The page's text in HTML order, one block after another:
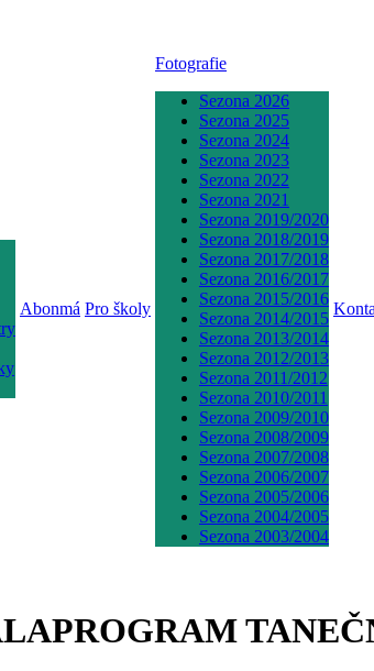
Abonmá Pro školy
Fotografie
Sezona 2026
Sezona 2025
Sezona 2024
Sezona 2023
Sezona 2022
Sezona 2021
Sezona 2019/2020
Sezona 2018/2019
Sezona 2017/2018
Sezona 2016/2017
Sezona 2015/2016
Sezona 2014/2015
Sezona 2013/2014
Sezona 2012/2013
Sezona 2011/2012
Sezona 2010/2011
Sezona 2009/2010
Sezona 2008/2009
Sezona 2007/2008
Sezona 2006/2007
Sezona 2005/2006
Sezona 2004/2005
Sezona 2003/2004